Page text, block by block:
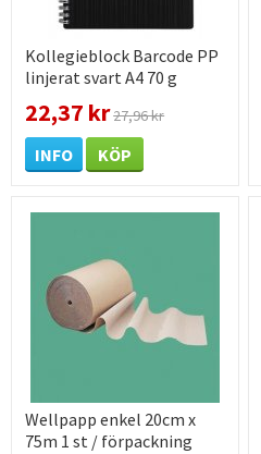
Kollegieblock Barcode PP
linjerat svart A4 70 g
22,37 kr27,96 kr
INFO KÖP
Wellpapp enkel 20cm x
75m 1 st / förpackning